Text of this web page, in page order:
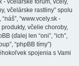
- včelárske fórum, včely,
včelárske rastliny” spolu
“www.vcely.sk -
včelie choroby,
(ďalej len “oni”, “ich”,
“phpBB tímy”)
spojenia s Vami